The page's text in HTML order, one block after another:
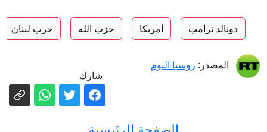
دونالد ترامب أمريكا حزب الله حرب لبنان
المصدر: روسيا اليوم
شارك